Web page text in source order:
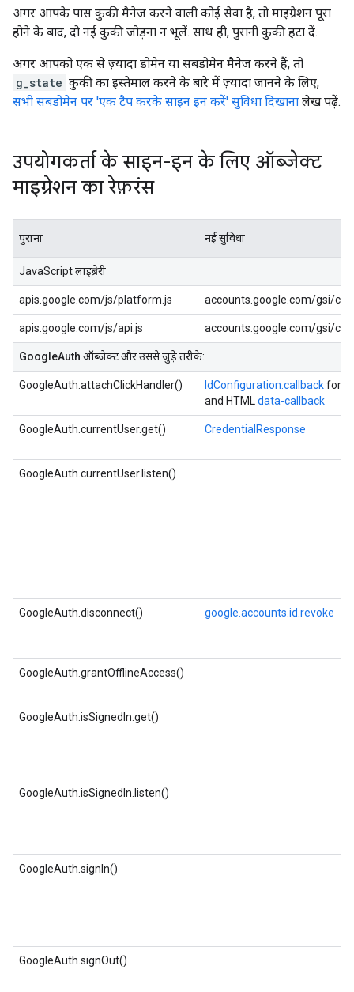
अगर आपके पास कुकी मैनेज करने वाली कोई सेवा है, तो माइग्रेशन पूरा
होने के बाद, दो नई कुकी जोड़ना न भूलें. साथ ही, पुरानी कुकी हटा दें.
अगर आपको एक से ज़्यादा डोमेन या सबडोमेन मैनेज करने हैं, तो
g_state कुकी का इस्तेमाल करने के बारे में ज़्यादा जानने के लिए,
सभी सबडोमेन पर 'एक टैप करके साइन इन करें' सुविधा दिखाना लेख पढ़ें.
उपयोगकर्ता के साइन-इन के लिए ऑब्जेक्ट
माइग्रेशन का रेफ़रंस
पुराना नई सुविधा
JavaScript लाइब्रेरी
apis.google.com/js/platform.js accounts.google.com/gsi/
apis.google.com/js/api.js accounts.google.com/gsi/
GoogleAuth ऑब्जेक्ट और उससे जुड़े तरीके:
GoogleAuth.attachClickHandler() IdConfiguration.callbackfor
and HTML data-callback
GoogleAuth.currentUser.get() CredentialResponse
GoogleAuth.currentUser.listen()
GoogleAuth.disconnect() google.accounts.id.revoke
GoogleAuth.grantOfflineAccess()
GoogleAuth.isSignedIn.get()
GoogleAuth.isSignedIn.listen()
GoogleAuth.signIn()
GoogleAuth.signOut()